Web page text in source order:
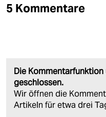
5 Kommentare
Die
geschlossen.
Wir öffnen die
Artikeln für etwa drei